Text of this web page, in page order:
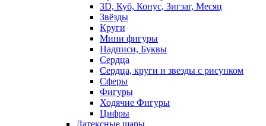
3D, Куб, Конус, Зигзаг, Месяц
Звёзды
Круги
Мини фигуры
Надписи, Буквы
Сердца
Сердца, круги и звезды с рисунком
Сферы
Фигуры
Ходячие Фигуры
Цифры
Латексные шары